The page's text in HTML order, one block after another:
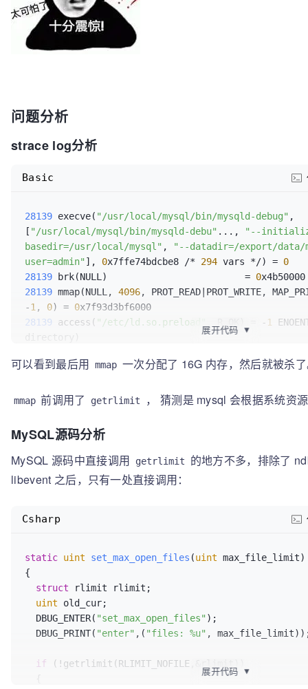
问题分析
strace log分析
28139 execve( "/usr/local/mysql/bin/mysqld-debug" ,
[ "/usr/local/mysql/bin/mysqld-debu" ...,
"--
basedir=/usr/local/mysql" ,
"--datadir=/export/data/
user=admin" ], 0x7ffe74bdcbe8 /* 294 vars */) = 0
28139 brk(NULL)                         = 0
28139 mmap(NULL, 4096, PROT_READ|PROT_WRITE,
-1 , 0) = 0
28139 access( "/etc/ld.so.preload" , R_OK) = - 1
28139 fstat( 3, {st_mode=S_IFREG|0644, st_size=16580
28139 close 3)                          = 0
28139 read (3 ,
832) = 832
fstat(3, {st_mode=S_IFREG|
28139 mmap(NULL,
2208864
28139 mprotect(
,
28139 mmap( x7f93d39d2000, 13408,
MAP_PRIVATE|MAP_FIXED|MAP_ANONYMOUS, -
28139 close(3)                          =
28139 open("/lib64/libdl.so.2"
28139 read (3
28139 fstat(3, {st_mode=S_IFREG| 0755, st_size=
Basic
展开代码 ▼
可以看到最后用 mmap 一次分配了 16G 内存，然后就被杀
mmap 前调用了 getrlimit ， 猜测是 mysql 会根据系统资
MySQL源码分析
MySQL 源码中直接调用 getrlimit
的地方不多，排除了
libevent 之后，只有一处直接调用：
static uint set_max_open_files (uint max_file_limit)
{
struct rlimit rlimit;
uint old_cur;
  DBUG_ENTER(
"set_max_open_files" );
  DBUG_PRINT(
"enter" ,( "files: %u" ,
if (!getrlimit(RLIMIT_NOFILE,&rlimit))
Csharp
展开代码 ▼